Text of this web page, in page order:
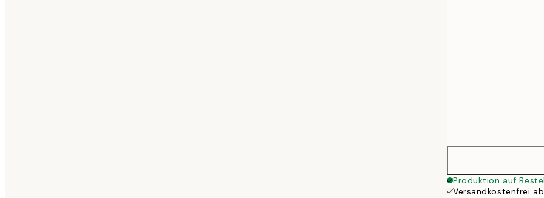
Produktion auf
Versandkostenfrei